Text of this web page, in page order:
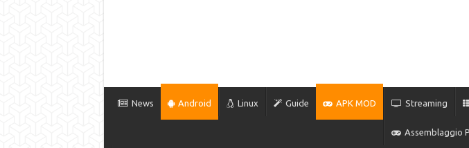
News Android Linux Guide APK MOD Streaming
Assemblaggio